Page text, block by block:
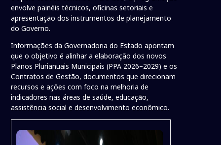
envolve painéis técnicos, oficinas setoriais e
apresentação dos instrumentos de planejamento
do Governo.
Informações da Governadoria do Estado apontam
que o objetivo é alinhar a elaboração dos novos
Planos Plurianuais Municipais (PPA 2026–2029) e os
Contratos de Gestão, documentos que direcionam
recursos e ações com foco na melhoria de
indicadores nas áreas de saúde, educação,
assistência social e desenvolvimento econômico.